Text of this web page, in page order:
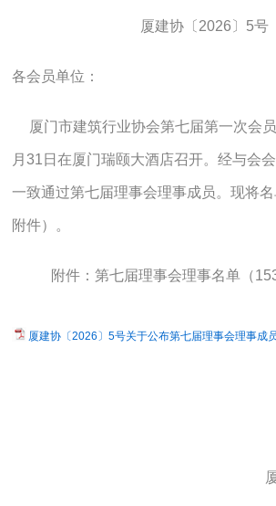
厦建协〔2026〕5号
各会员单位：
厦门市建筑行业协会第七届第一次会
月31日在厦门瑞颐大酒店召开。经与会
一致通过第七届理事会理事成员。现将
附件）。
附件：第七届理事会理事名单（
厦建协〔2026〕5号关于公布第七届理事会理事成